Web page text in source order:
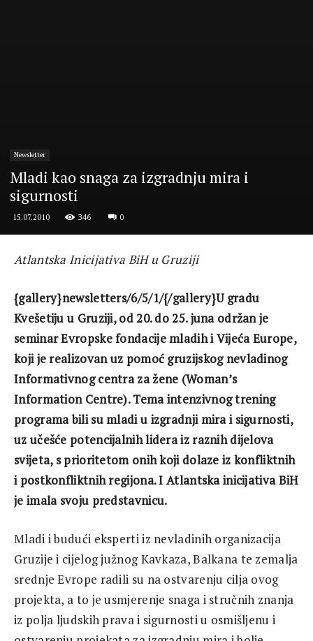
Newsletter
Mladi kao snaga za izgradnju mira i
sigurnosti
15.07.2010 346 0
Atlantska Inicijativa BiH u Gruziji
{gallery}newsletters/6/5/1/{/gallery}U gradu
Kvešetiju u Gruziji, od 20. do 25. juna održan je
seminar Evropske fondacije mladih i Vijeća Europe,
koji je realizovan uz pomoć gruzijskog nevladinog
Informativnog centraza žene (Woman’s
Information Centre). Tema intenzivnog trening
programa bili su mladi u izgradnji mira i sigurnosti,
uz učešće potencijalnih lidera iz raznih dijelova
svijeta, s prioritetom onih koji dolaze iz konfliktnih
i postkonfliktnih regijona. I Atlantska inicijativa BiH
je imala svoju predstavnicu.
Mladi i budući eksperti iz nevladinih organizacija
Gruzije i cijelog južnog Kavkaza, Balkana te zemalja
srednje Evrope radili su na ostvarenju cilja ovog
projekta, a to je usmjerenje snaga i stručnih znanja
iz polja ljudskih prava i sigurnosti u osmišljenu i